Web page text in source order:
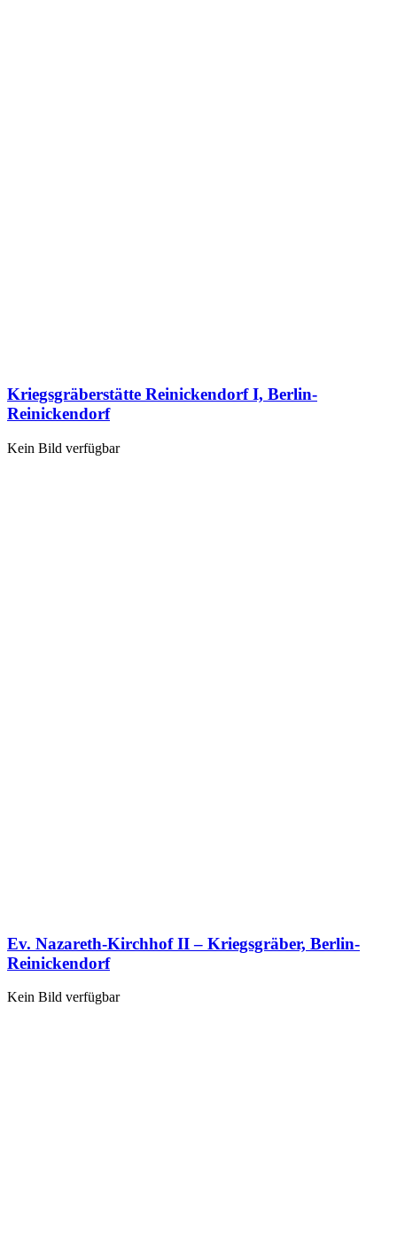
Kriegsgräberstätte Reinickendorf I, Berlin-
Reinickendorf
Kein Bild verfügbar
Ev. Nazareth-Kirchhof II – Kriegsgräber, Berlin-
Reinickendorf
Kein Bild verfügbar